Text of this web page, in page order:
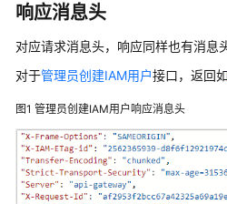
计
说
明
用
户
指
南
响应消息头
对应请求消息头，响应同样也有消息
对于管理员创建IAM用户接口，返回如
图1 管理员创建IAM用户响应消息头